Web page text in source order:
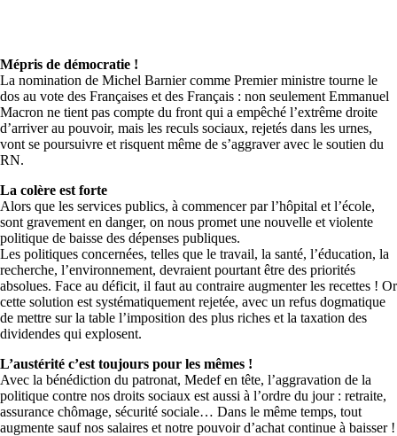
Mépris de démocratie !
La nomination de Michel Barnier comme Premier ministre tourne le
dos au vote des Françaises et des Français : non seulement Emmanuel
Macron ne tient pas compte du front qui a empêché l’extrême droite
d’arriver au pouvoir, mais les reculs sociaux, rejetés dans les urnes,
vont se poursuivre et risquent même de s’aggraver avec le soutien du
RN.
La colère est forte
Alors que les services publics, à commencer par l’hôpital et l’école,
sont gravement en danger, on nous promet une nouvelle et violente
politique de baisse des dépenses publiques.
Les politiques concernées, telles que le travail, la santé, l’éducation, la
recherche, l’environnement, devraient pourtant être des priorités
absolues. Face au déficit, il faut au contraire augmenter les recettes ! Or
cette solution est systématiquement rejetée, avec un refus dogmatique
de mettre sur la table l’imposition des plus riches et la taxation des
dividendes qui explosent.
L’austérité c’est toujours pour les mêmes !
Avec la bénédiction du patronat, Medef en tête, l’aggravation de la
politique contre nos droits sociaux est aussi à l’ordre du jour : retraite,
assurance chômage, sécurité sociale… Dans le même temps, tout
augmente sauf nos salaires et notre pouvoir d’achat continue à baisser !